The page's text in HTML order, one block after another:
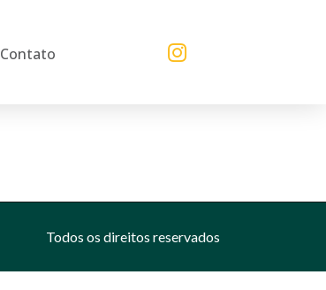
Contato
Todos os direitos reservados